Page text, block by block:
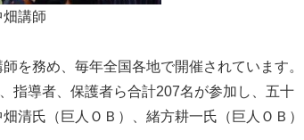
講師
を務め、毎年全国各地で開催されています。
指導者、保護者ら合計207名が参加し、五十
清氏（巨人ＯＢ）、緒方耕一氏（巨人ＯＢ）